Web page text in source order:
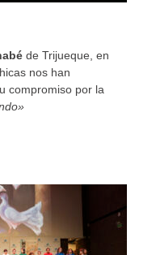
de Trijueque, en
nos han
compromiso por la